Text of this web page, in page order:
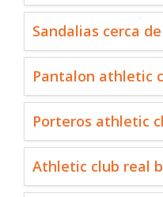
Sandalias cerca
Pantalon athletic
Porteros athletic
Athletic club real